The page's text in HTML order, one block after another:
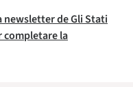
newsletter de Gli Stati
completare la